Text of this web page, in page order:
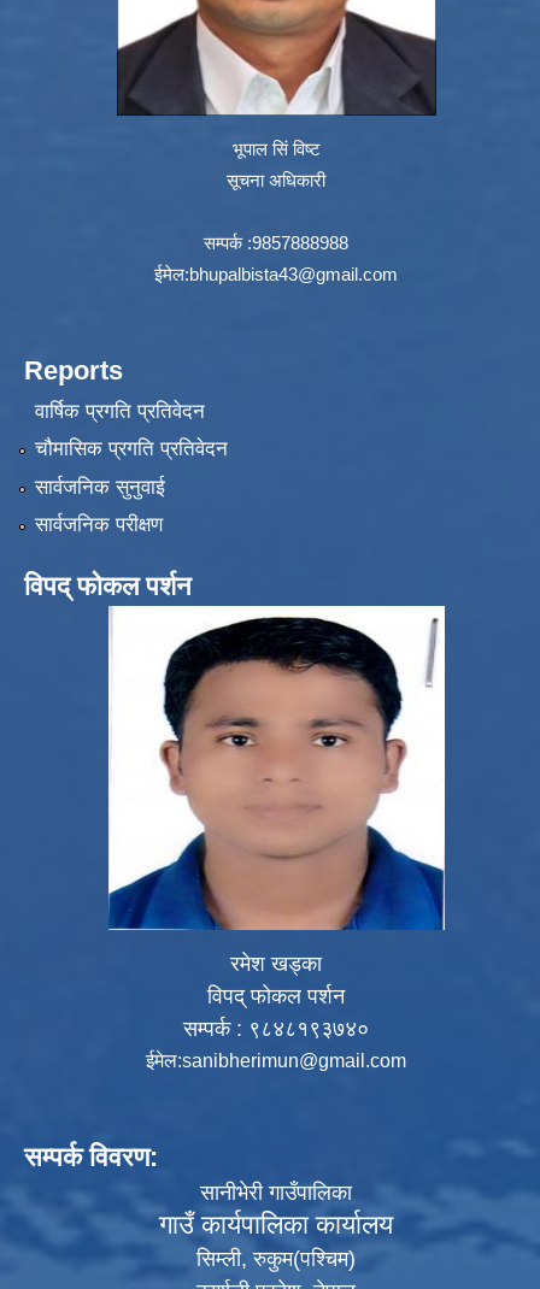
भूपाल सिं विष्ट
सूचना अधिकारी
सम्पर्क :9857888988
ईमेल:bhupalbista43@gmail.com
Reports
वार्षिक प्रगति प्रतिवेदन
चौमासिक प्रगति प्रतिवेदन
सार्वजनिक सुनुवाई
सार्वजनिक परीक्षण
विपद् फोकल पर्शन
रमेश खड्का
विपद् फोकल पर्शन
सम्पर्क : ९८४८१९३७४०
ईमेल:sanibherimun@gmail.com
सम्पर्क विवरण:
सानीभेरी गाउँपालिका
गाउँ कार्यपालिका कार्यालय
सिम्ली, रुकुम(पश्‍चिम)